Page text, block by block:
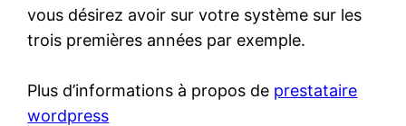
vous désirez avoir sur votre système sur les
trois premières années par exemple.
Plus d’informations à propos de prestataire
wordpress